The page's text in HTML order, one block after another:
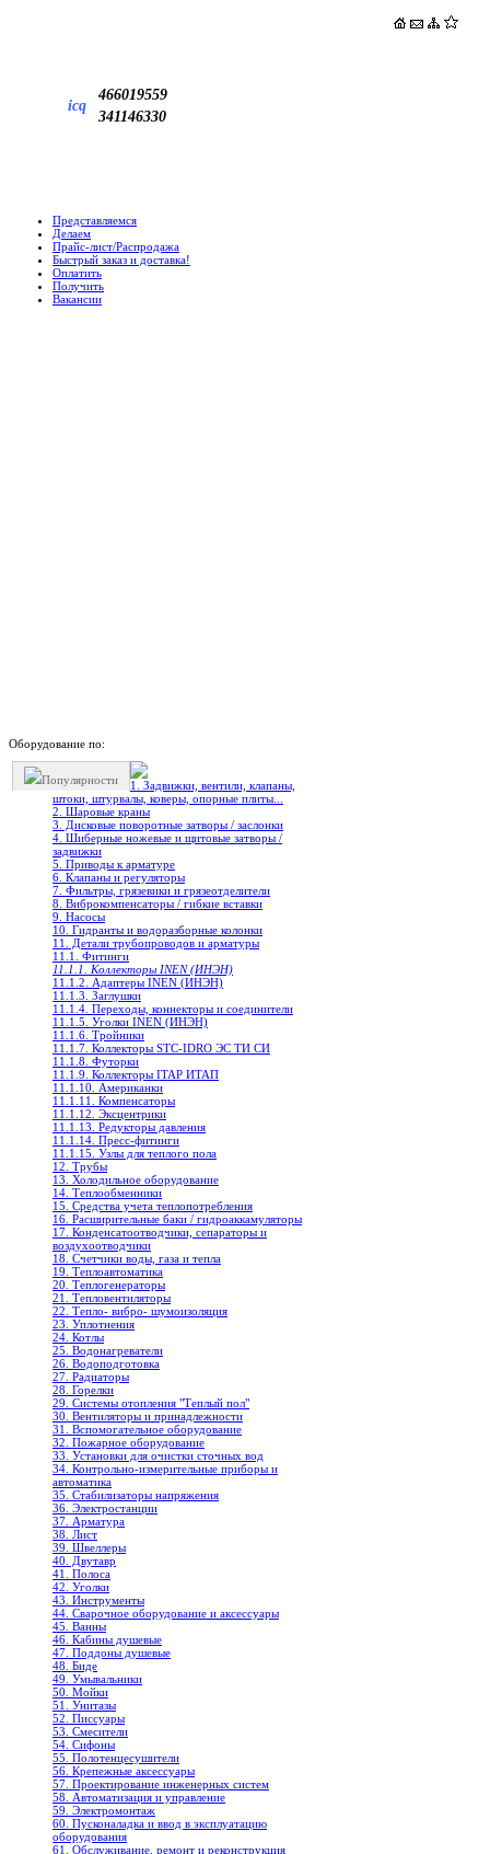
icq
466019559
341146330
Представляемся
Делаем
Прайс-лист/Распродажа
Быстрый заказ и доставка!
Оплатить
Получить
Вакансии
Оборудование по:
Популярности
1. Задвижки, вентили, клапаны,
штоки, штурвалы, коверы, опорные плиты...
2. Шаровые краны
3. Дисковые поворотные затворы / заслонки
4. Шиберные ножевые и щитовые затворы /
задвижки
5. Приводы к арматуре
6. Клапаны и регуляторы
7. Фильтры, грязевики и грязеотделители
8. Виброкомпенсаторы / гибкие вставки
9. Насосы
10. Гидранты и водоразборные колонки
11. Детали трубопроводов и арматуры
11.1. Фитинги
11.1.1. Коллекторы INEN (ИНЭН)
11.1.2. Адаптеры INEN (ИНЭН)
11.1.3. Заглушки
11.1.4. Переходы, коннекторы и соединители
11.1.5. Уголки INEN (ИНЭН)
11.1.6. Тройники
11.1.7. Коллекторы STC-IDRO ЭС ТИ СИ
11.1.8. Футорки
11.1.9. Коллекторы ITAP ИТАП
11.1.10. Американки
11.1.11. Компенсаторы
11.1.12. Эксцентрики
11.1.13. Редукторы давления
11.1.14. Пресс-фитинги
11.1.15. Узлы для теплого пола
12. Трубы
13. Холодильное oборудование
14. Теплообменники
15. Средства учета теплопотребления
16. Расширительные баки / гидроаккамуляторы
17. Конденсатоотводчики, сепараторы и
воздухоотводчики
18. Счетчики воды, газа и тепла
19. Теплоавтоматика
20. Теплогенераторы
21. Тепловентиляторы
22. Тепло- вибро- шумоизоляция
23. Уплотнения
24. Котлы
25. Водонагреватели
26. Водоподготовка
27. Радиаторы
28. Горелки
29. Системы отопления "Теплый пол"
30. Вентиляторы и принадлежности
31. Вспомогательное оборудование
32. Пожарное оборудование
33. Установки для очистки сточных вод
34. Контрольно-измерительные приборы и
автоматика
35. Стабилизаторы напряжения
36. Электростанции
37. Арматура
38. Лист
39. Швеллеры
40. Двутавр
41. Полоса
42. Уголки
43. Инструменты
44. Сварочное оборудование и аксессуары
45. Ванны
46. Кабины душевые
47. Поддоны душевые
48. Биде
49. Умывальники
50. Мойки
51. Унитазы
52. Писсуары
53. Смесители
54. Сифоны
55. Полотенцесушители
56. Крепежные аксессуары
57. Проектирование инженерных систем
58. Автоматизация и управление
59. Электромонтаж
60. Пусконаладка и ввод в эксплуатацию
оборудования
61. Обслуживание, ремонт и реконструкция